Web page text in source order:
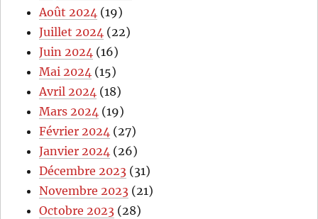
Août 2024 (19)
Juillet 2024 (22)
Juin 2024 (16)
Mai 2024 (15)
Avril 2024 (18)
Mars 2024 (19)
Février 2024 (27)
Janvier 2024 (26)
Décembre 2023 (31)
Novembre 2023 (21)
Octobre 2023 (28)